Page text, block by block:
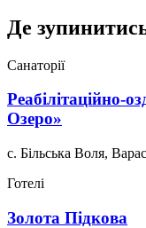
Де
Санаторії
Реабілітаційно-
Озеро»
с. Більська Воля,
Готелі
Золота Підкова